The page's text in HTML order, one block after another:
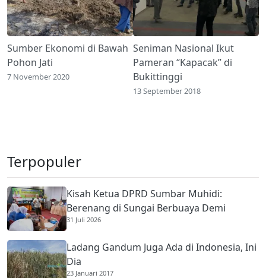
Sumber Ekonomi di Bawah
Pohon Jati
7 November 2020
Seniman Nasional Ikut
Pameran “Kapacak” di
Bukittinggi
13 September 2018
Terpopuler
Kisah Ketua DPRD Sumbar Muhidi:
Berenang di Sungai Berbuaya Demi
Membantu Ekonomi Orang Tua
31 Juli 2026
Ladang Gandum Juga Ada di Indonesia, Ini
Dia
23 Januari 2017